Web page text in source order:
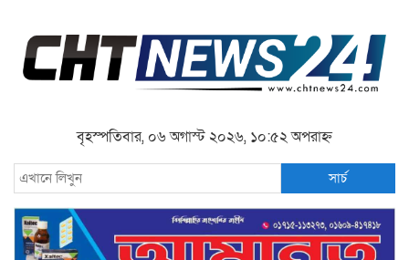
বৃহস্পতিবার, ০৬ অগাস্ট ২০২৬, ১০:৫২ অপরাহ্ন
সার্চ